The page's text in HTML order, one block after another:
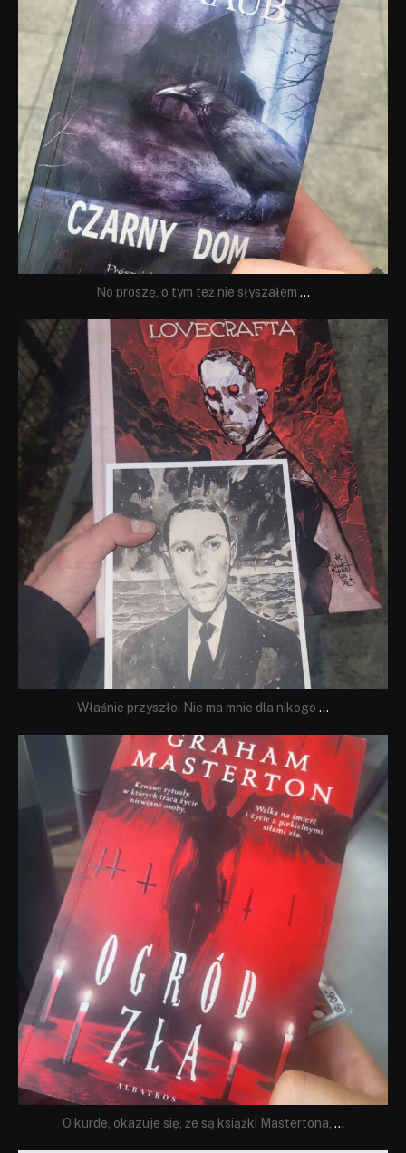
No proszę, o tym też nie słyszałem ...
dobryhorror
Wrz 19
Właśnie przyszło. Nie ma mnie dla nikogo ...
dobryhorror
Sie 23
O kurde, okazuje się, że są książki Mastertona, ...